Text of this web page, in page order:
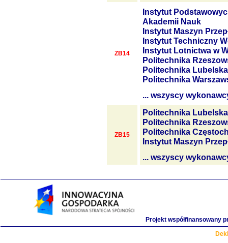
ZB14
Instytut
Akademii Nauk
Instytut Maszyn
Instytut Techniczny
Instytut Lotnictwa w
Politechnika
Politechnika Lubelska
Politechnika
... wszyscy
ZB15
Politechnika Lubelska
Politechnika
Politechnika
Instytut Maszyn
... wszyscy
Projekt współfinansowany